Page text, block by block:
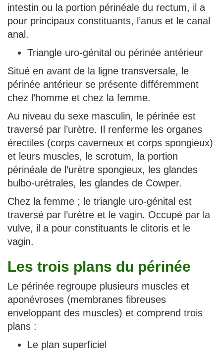
intestin ou la portion périnéale du rectum, il a
pour principaux constituants, l’anus et le canal
anal.
Triangle uro-génital ou périnée antérieur
Situé en avant de la ligne transversale, le
périnée antérieur se présente différemment
chez l’homme et chez la femme.
Au niveau du sexe masculin, le périnée est
traversé par l’urètre. Il renferme les organes
érectiles (corps caverneux et corps spongieux)
et leurs muscles, le scrotum, la portion
périnéale de l’urètre spongieux, les glandes
bulbo-urétrales, les glandes de Cowper.
Chez la femme ; le triangle uro-génital est
traversé par l’urètre et le vagin. Occupé par la
vulve, il a pour constituants le clitoris et le
vagin.
Les trois plans du périnée
Le périnée regroupe plusieurs muscles et
aponévroses (membranes fibreuses
enveloppant des muscles) et comprend trois
plans :
Le plan superficiel